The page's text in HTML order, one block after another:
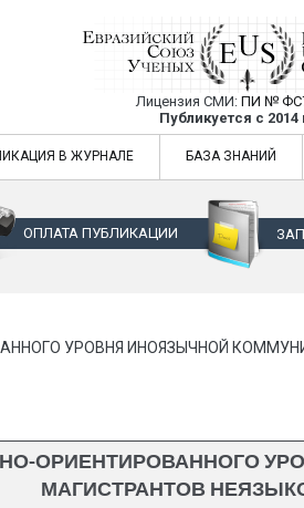
Евразийский Союз
Лицензия СМИ: ПИ №
Публикуется с 2014
Евразийский Союз Ученых —
В ЖУРНАЛЕ БАЗА ЗНАНИЙ
ОПЛАТА ПУБЛИКАЦИИ
УРОВНЯ ИНОЯЗЫЧНОЙ
ОРИЕНТИРОВАННОГО
МАГИСТРАНТОВ